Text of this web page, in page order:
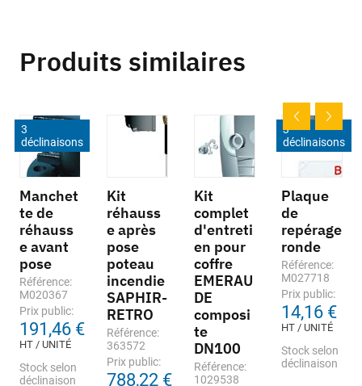
Produits similaires
3
déclinaisons
Manchet
te de
réhauss
e avant
pose
Référence:
M020367
Prix public:
191,46 €
HT / UNITÉ
Stock selon
déclinaison
Kit
réhauss
e après
pose
poteau
incendie
SAPHIR-
RETRO
Référence:
363572
Prix public:
788,22 €
Kit
complet
d'entreti
en pour
coffre
EMERAU
DE
composi
te
DN100
Référence:
1029538
3
déclinaisons
Plaque
de
repérage
ronde
Référence:
M027718
Prix public:
14,16 €
HT / UNITÉ
Stock selon
déclinaison